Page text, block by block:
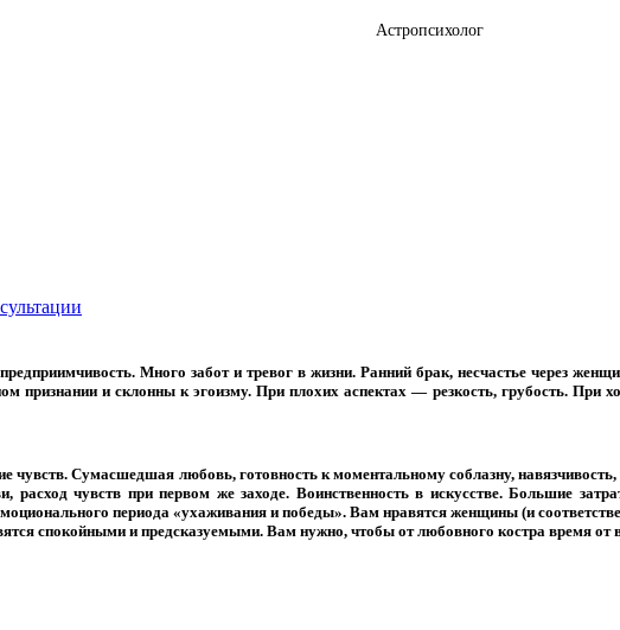
Астропсихолог
Много забот и тревог в жизни. Ранний брак, несчастье через
признании и склонны к эгоизму. При плохих аспектах — резкость, грубость.
чувств. Сумасшедшая любовь, готовность к моментальному соблазну,
чувств при первом же заходе. Воинственность в искусстве. Большие
периода «ухаживания и победы». Вам нравятся женщины (и
спокойными и предсказуемыми. Вам нужно, чтобы от любовного костра время от